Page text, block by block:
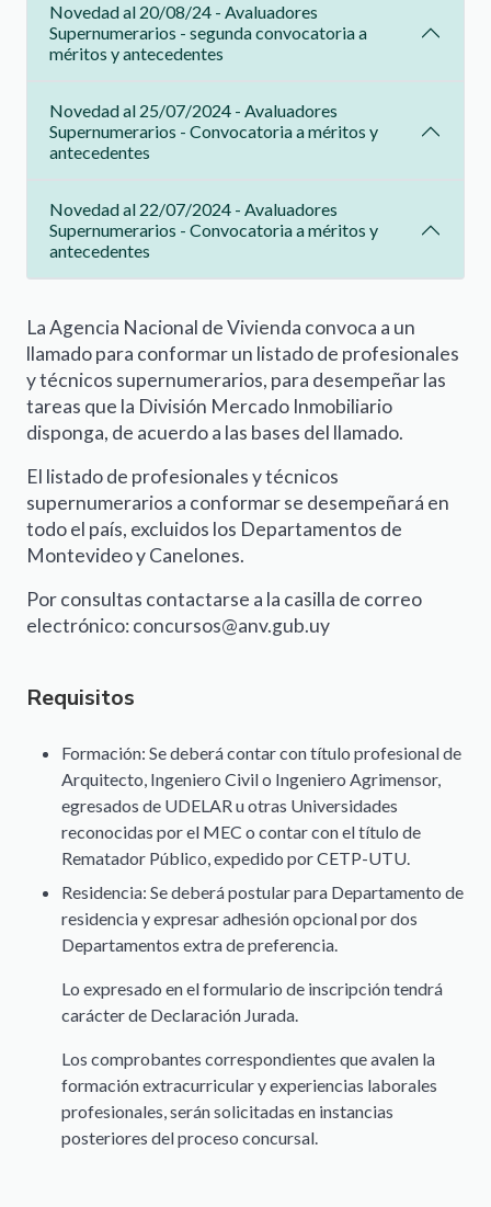
Novedad al 20/08/24 - Avaluadores
Supernumerarios - segunda convocatoria a
méritos y antecedentes
Novedad al 25/07/2024 - Avaluadores
Supernumerarios - Convocatoria a méritos y
antecedentes
Novedad al 22/07/2024 - Avaluadores
Supernumerarios - Convocatoria a méritos y
antecedentes
La Agencia Nacional de Vivienda convoca a un
llamado para conformar un listado de profesionales
y técnicos supernumerarios, para desempeñar las
tareas que la División Mercado Inmobiliario
disponga, de acuerdo a las bases del llamado.
El listado de profesionales y técnicos
supernumerarios a conformar se desempeñará en
todo el país, excluidos los Departamentos de
Montevideo y Canelones.
Por consultas contactarse a la casilla de correo
electrónico: concursos@anv.gub.uy
Requisitos
Formación: Se deberá contar con título profesional de
Arquitecto, Ingeniero Civil o Ingeniero Agrimensor,
egresados de UDELAR u otras Universidades
reconocidas por el MEC o contar con el título de
Rematador Público, expedido por CETP-UTU.
Residencia: Se deberá postular para Departamento de
residencia y expresar adhesión opcional por dos
Departamentos extra de preferencia.
Lo expresado en el formulario de inscripción tendrá
carácter de Declaración Jurada.
Los comprobantes correspondientes que avalen la
formación extracurricular y experiencias laborales
profesionales, serán solicitadas en instancias
posteriores del proceso concursal.